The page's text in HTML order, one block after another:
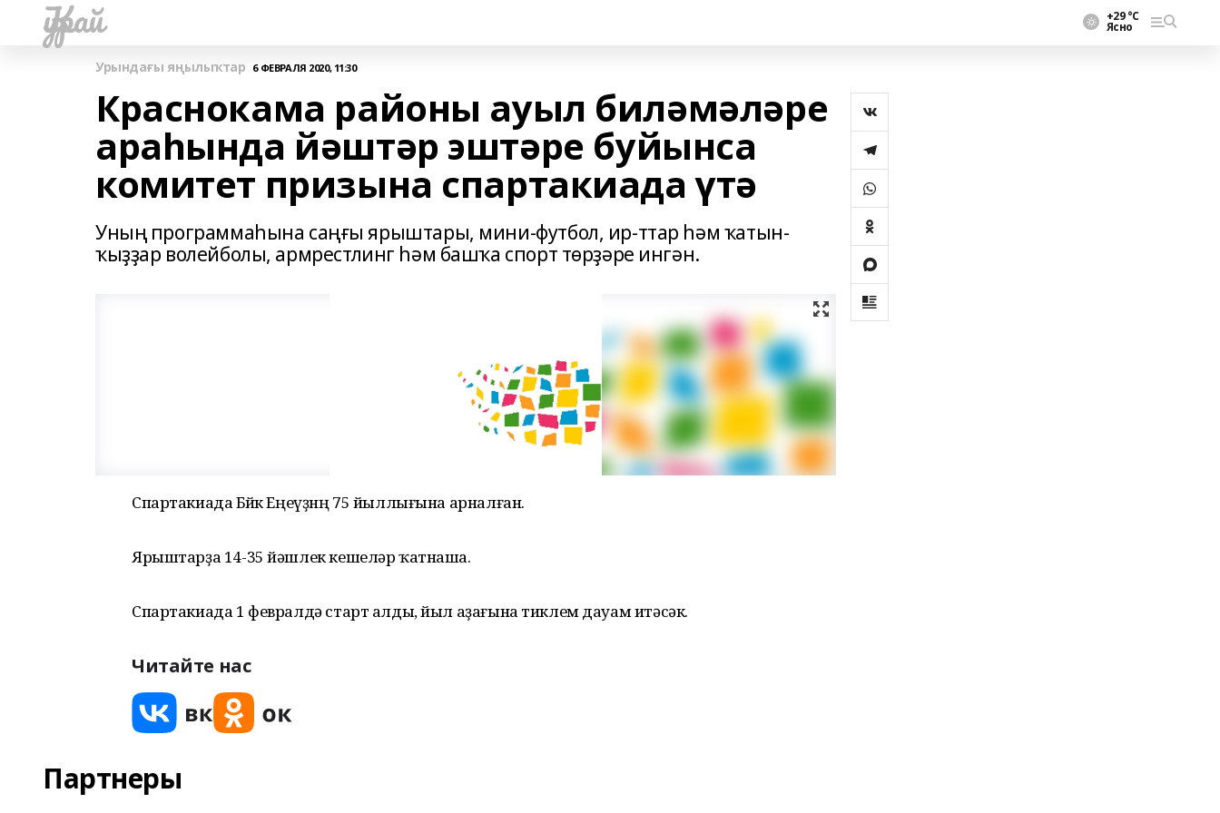
Ҡурай +29 °С
Ясно
Урындағы яңылыҡтар 6 ФЕВРАЛЯ 2020, 11:30
Краснокама районы ауыл биләмәләре
араһында йәштәр эштәре буйынса
комитет призына спартакиада үтә
Уның программаһына саңғы ярыштары, мини-футбол, ир-ттар һәм ҡатын-
ҡыҙҙар волейболы, армрестлинг һәм башҡа спорт төрҙәре ингән.
Спартакиада Бөйөк Еңеүҙнң 75 йыллығына арналған.
Ярыштарҙа 14-35 йәшлек кешеләр ҡатнаша.
Спартакиада 1 февралдә старт алды, йыл аҙағына тиклем дауам итәсәк.
Читайте нас
Партнеры